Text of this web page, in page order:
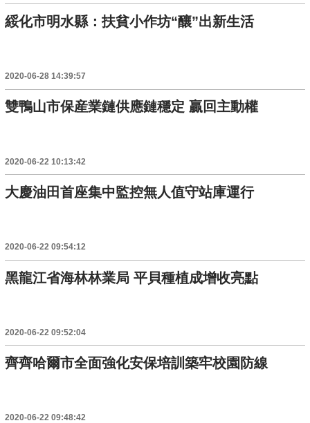
綏化市明水縣：扶貧小作坊“釀”出新生活
2020-06-28 14:39:57
雙鴨山市保産業鏈供應鏈穩定 贏回主動權
2020-06-22 10:13:42
大慶油田首座集中監控無人值守站庫運行
2020-06-22 09:54:12
黑龍江省海林林業局 平貝種植成增收亮點
2020-06-22 09:52:04
齊齊哈爾市全面強化安保培訓築牢校園防線
2020-06-22 09:48:42